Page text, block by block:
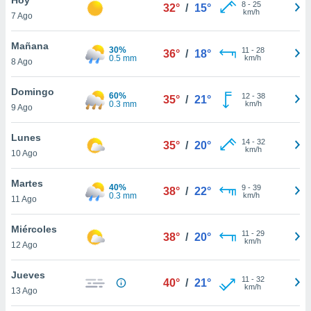
en
más
nuestra
de
cookies
aceptar
7 Ago
32° / 15° 8- 25
km/h
Mañana
8 Ago
30%
0.5 mm
36° / 18° 11 - 28
km/h
Domingo
9 Ago
60%
0.3 mm
35° / 21° 12- 38
km/h
Lunes
10 Ago
35° / 20° 14- 32
km/h
Martes
11 Ago
40%
0.3 mm
38° / 22° 9- 39
km/h
Miércoles
12 Ago
38° / 20° 11 - 29
km/h
Jueves
13 Ago
40° / 21° 11 - 32
km/h